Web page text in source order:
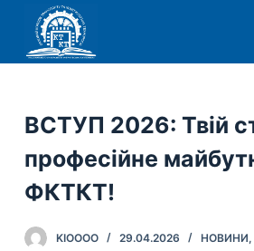
р
й
т
и
д
в
ВСТУП 2026: Твій
професійне
ФКТКТ!
KIOOOO 29.04.2026 НОВИНИ,